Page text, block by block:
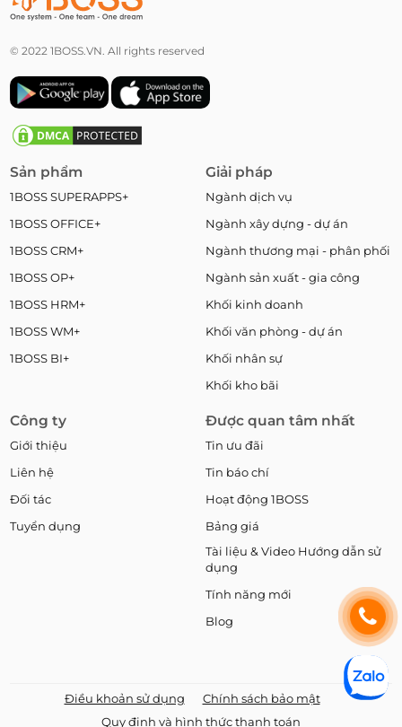
© 2022 1BOSS.VN. All rights reserved
Sản phẩm
1BOSS SUPERAPPS+
1BOSS OFFICE+
1BOSS CRM+
1BOSS OP+
1BOSS HRM+
1BOSS WM+
1BOSS BI+
Giải pháp
Ngành dịch vụ
Ngành xây dựng - dự án
Ngành thương mại - phân phối
Ngành sản xuất - gia công
Khối kinh doanh
Khối văn phòng - dự án
Khối nhân sự
Khối kho bãi
Công ty
Giới thiệu
Liên hệ
Đối tác
Tuyển dụng
Được quan tâm nhất
Tin ưu đãi
Tin báo chí
Hoạt động 1BOSS
Bảng giá
Tài liệu & Video Hướng dẫn sử
dụng
Tính năng mới
Blog
Điều khoản sử dụng
Chính sách bảo mật
Quy định và hình thức thanh toán